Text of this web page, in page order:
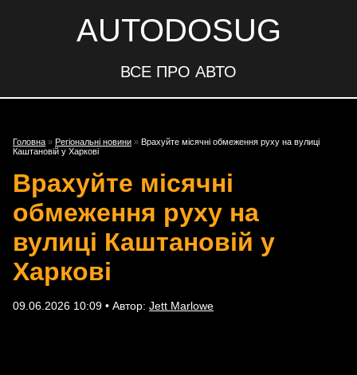
AUTODOSUG
ВСЕ ПРО АВТО
Головна » Регіональні новини » Врахуйте місячні обмеження руху на вулиці
Каштановій у Харкові
Врахуйте місячні
обмеження руху на
вулиці Каштановій у
Харкові
09.06.2026 10:09 • Автор: Jett Marlowe